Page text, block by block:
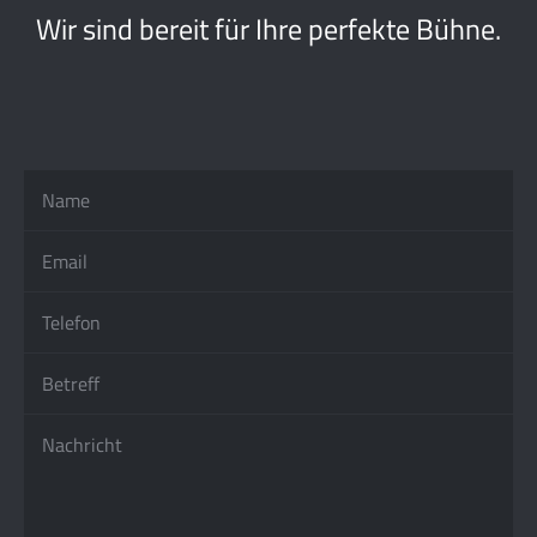
Wir sind bereit für Ihre perfekte Bühne.